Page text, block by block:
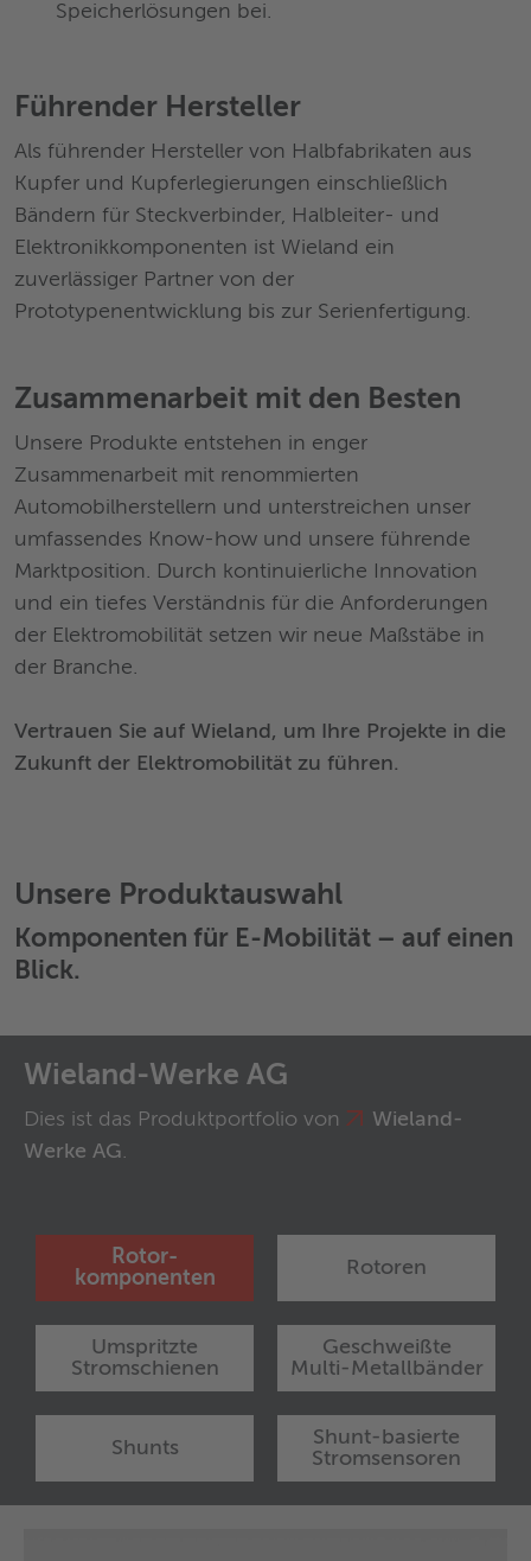
Speicherlösungen bei.
Führender Hersteller
Als führender Hersteller von Halbfabrikaten aus
Kupfer und Kupferlegierungen einschließlich
Bändern für Steckverbinder, Halbleiter- und
Elektronikkomponenten ist Wieland ein
zuverlässiger Partner von der
Prototypenentwicklung bis zur Serienfertigung.
Zusammenarbeit mit den Besten
Unsere Produkte entstehen in enger
Zusammenarbeit mit renommierten
Automobilherstellern und unterstreichen unser
umfassendes Know-how und unsere führende
Marktposition. Durch kontinuierliche Innovation
und ein tiefes Verständnis für die Anforderungen
der Elektromobilität setzen wir neue Maßstäbe in
der Branche.
Vertrauen Sie auf Wieland, um Ihre Projekte in die
Zukunft der Elektromobilität zu führen.
Unsere Produktauswahl
Komponenten für E-Mobilität – auf einen
Blick.
Wieland-Werke AG
Dies ist das Produktportfolio von
Wieland-
Werke AG.
Rotor-
komponenten
Rotoren
Umspritzte
Stromschienen
Geschweißte
Multi-Metallbänder
Shunts
Shunt-basierte
Stromsensoren